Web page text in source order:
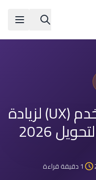
تحسين تجربة المستخدم (UX) لزيادة
2026
1 دقيقة قراءة